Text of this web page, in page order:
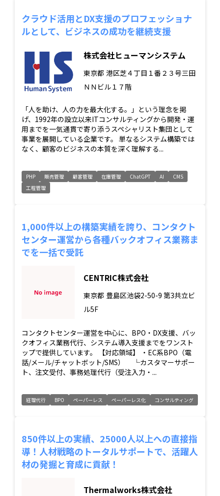
クラウド活用とDX支援のプロフェッショナ
ルとして、ビジネスの成功を継続支援
株式会社ヒューマンシステム
東京都 港区芝４丁目１番２３号三田
ＮＮビル１７階
「人を助け、人の力を最大化する。」という理念を掲
げ、1992年の設立以来ITコンサルティングから開発・運
用までを一気通貫で寄り添うスペシャリスト集団として
事業を展開している企業です。 単なるシステム構築では
なく、顧客のビジネスの本質を深く理解する...
PHP 販売管理 顧客管理 在庫管理 ChatGPT AI
CMS
工程管理
1,000件以上の構築実績を誇り、コンタクト
センター運営から各種バックオフィス業務ま
でを一括で受託
CENTRIC株式会社
東京都 豊島区池袋2-50-9 第3共立ビ
ル5F
コンタクトセンター運営を中心に、BPO・DX支援、バッ
クオフィス業務代行、システム導入支援までをワンスト
ップで提供しています。 【対応領域】 ・EC系BPO（電
話/メール/チャットボット/SMS） └カスタマーサポー
ト、注文受付、事務処理代行（受注入力・...
経理代行 BPO ペーパーレス ペーパーレス化 コンサルティング
850件以上の実績、25000人以上への直接指
導！人材戦略のトータルサポートで、活躍人
材の発掘と育成に貢献！
Thermalworks株式会社